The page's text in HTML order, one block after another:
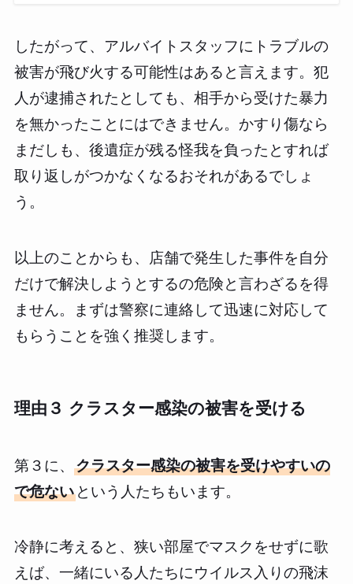
したがって、アルバイトスタッフにトラブルの
被害が飛び火する可能性はあると言えます。犯
人が逮捕されたとしても、相手から受けた暴力
を無かったことにはできません。かすり傷なら
まだしも、後遺症が残る怪我を負ったとすれば
取り返しがつかなくなるおそれがあるでしょ
う。
以上のことからも、店舗で発生した事件を自分
だけで解決しようとするの危険と言わざるを得
ません。まずは警察に連絡して迅速に対応して
もらうことを強く推奨します。
理由３ クラスター感染の被害を受ける
第３に、 クラスター感染の被害を受けやすいの
で危ないという人たちもいます。
冷静に考えると、狭い部屋でマスクをせずに歌
えば、一緒にいる人たちにウイルス入りの飛沫